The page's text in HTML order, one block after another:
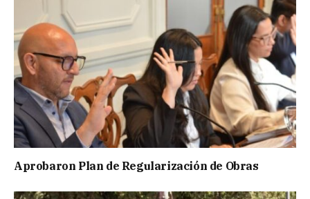
Aprobaron Plan de Regularización de Obras